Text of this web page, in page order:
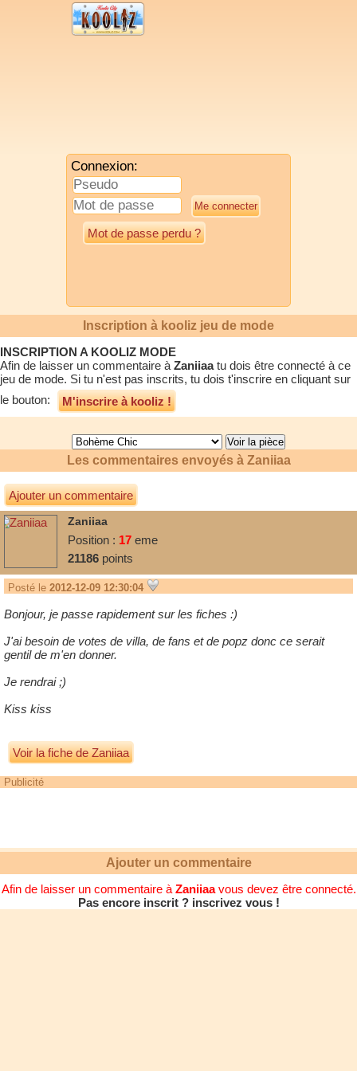
Connexion:
Mot de passe perdu ?
Inscription à kooliz jeu de mode
INSCRIPTION A KOOLIZ MODE
Afin de laisser un commentaire à Zaniiaatu dois être connecté à ce
jeu de mode. Si tu n'est pas inscrits, tu dois t'inscrire en cliquant sur
le bouton:
M'inscrire à kooliz !
Les commentaires envoyés à Zaniiaa
Ajouter un commentaire
Zaniiaa
Position : 17 eme
21186 points
Posté le 2012-12-09 12:30:04
Bonjour, je passe rapidement sur les fiches :)
J'ai besoin de votes de villa, de fans et de popz donc ce serait
gentil de m'en donner.
Je rendrai ;)
Kiss kiss
Voir la fiche de Zaniiaa
Publicité
Ajouter un commentaire
Afin de laisser un commentaire à Zaniiaavous devez être connecté.
Pas encore inscrit ? inscrivez vous !